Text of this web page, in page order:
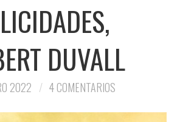
DUVALL
2022 4 COMENTARIOS